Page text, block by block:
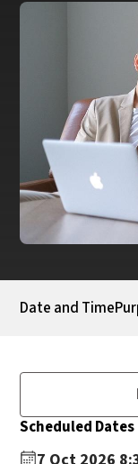
Date and Time
Scheduled Dates